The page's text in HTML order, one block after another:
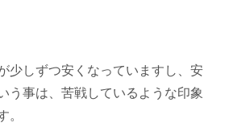
少しずつ安くなっていますし、安
う事は、苦戦しているような印象
。